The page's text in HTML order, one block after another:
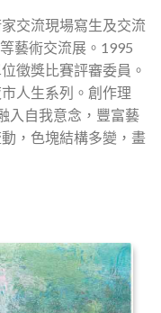
交流現場寫生及交流
藝術交流展。1995
徵獎比賽評審委員。
人生系列。創作理
入自我意念，豐富藝
，色塊結構多變，畫